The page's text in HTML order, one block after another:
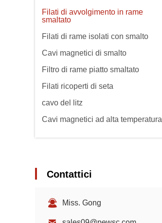
Filati di avvolgimento in rame
smaltato
Filati di rame isolati con smalto
Cavi magnetici di smalto
Filtro di rame piatto smaltato
Filati ricoperti di seta
cavo del litz
Cavi magnetici ad alta temperatura
Contattici
Miss. Gong